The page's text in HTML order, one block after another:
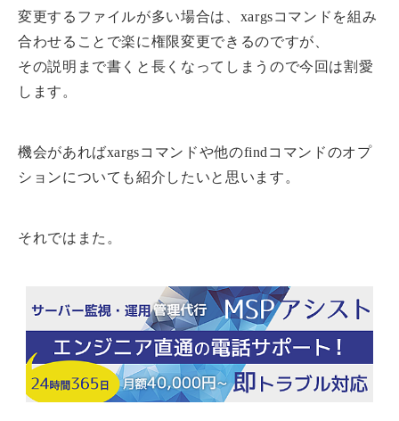
変更するファイルが多い場合は、xargsコマンドを組み
合わせることで楽に権限変更できるのですが、
その説明まで書くと長くなってしまうので今回は割愛
します。
機会があればxargsコマンドや他のfindコマンドのオプ
ションについても紹介したいと思います。
それではまた。